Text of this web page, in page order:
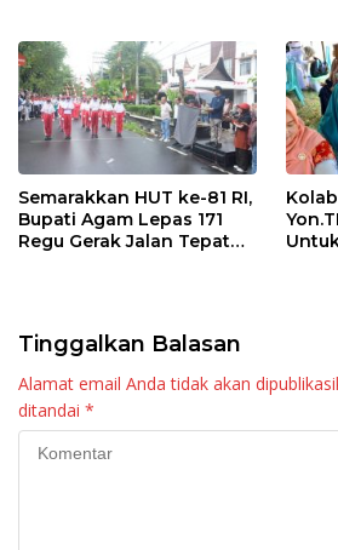
Semarakkan HUT ke-81 RI,
Bupati Agam Lepas 171
Regu Gerak Jalan Tepat
Tinggalkan Balasan
Alamat email Anda tidak akan
ditandai *